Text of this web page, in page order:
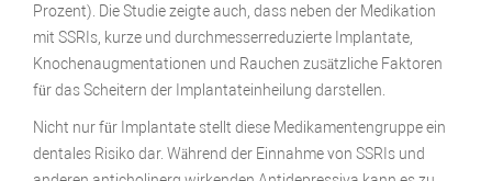
Prozent). Die Studie zeigte auch, dass neben der Medikation
mit SSRIs, kurze und durchmesserreduzierte Implantate,
Knochenaugmentationen und Rauchen zusätzliche Faktoren
für das Scheitern der Implantateinheilung darstellen.
Nicht nur für Implantate stellt diese Medikamentengruppe ein
dentales Risiko dar. Während der Einnahme von SSRIs und